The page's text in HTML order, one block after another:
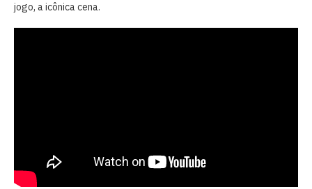
jogo, a icônica cena.